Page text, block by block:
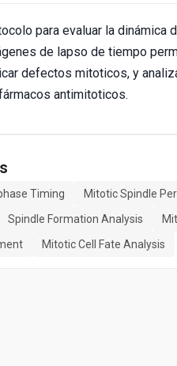
para evaluar la
de lapso de tiempo
defectos mitoticos, y
antimitoticos.
Timing
Mitotic Spindle
Spindle Formation Analysis
Mitotic Cell Fate Analysis